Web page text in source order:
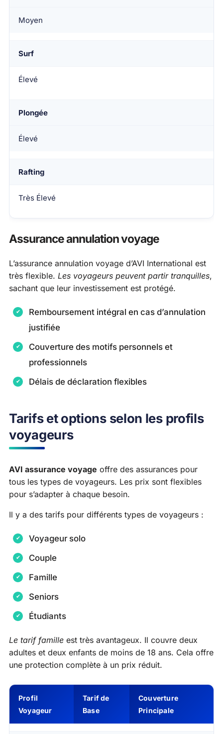
Moyen
Surf
Élevé
Plongée
Élevé
Rafting
Très Élevé
Assurance annulation voyage
L’assurance annulation voyage d’AVI International est
très flexible. Les voyageurs peuvent partir tranquilles,
sachant que leur investissement est protégé.
Remboursement intégral en cas d’annulation
justifiée
Couverture des motifs personnels et
professionnels
Délais de déclaration flexibles
Tarifs et options selon les profils
voyageurs
AVI assurance voyage offre des assurances pour
tous les types de voyageurs. Les prix sont flexibles
pour s’adapter à chaque besoin.
Il y a des tarifs pour différents types de voyageurs :
Voyageur solo
Couple
Famille
Seniors
Étudiants
Le tarif famille est très avantageux. Il couvre deux
adultes et deux enfants de moins de 18 ans. Cela offre
une protection complète à un prix réduit.
Profil
Voyageur
Tarif de
Base
Couverture
Principale